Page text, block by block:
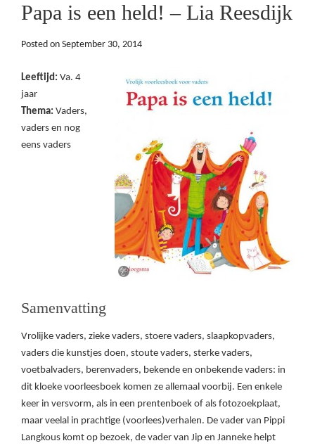
Papa is een held! – Lia Reesdijk
Posted on September 30, 2014
Leeftijd: Va. 4
jaar
Thema: Vaders,
vaders en nog
eens vaders
Samenvatting
Vrolijke vaders, zieke vaders, stoere vaders, slaapkopvaders,
vaders die kunstjes doen, stoute vaders, sterke vaders,
voetbalvaders, berenvaders, bekende en onbekende vaders: in
dit kloeke voorleesboek komen ze allemaal voorbij. Een enkele
keer in versvorm, als in een prentenboek of als fotozoekplaat,
maar veelal in prachtige (voorlees)verhalen. De vader van Pippi
Langkous komt op bezoek, de vader van Jip en Janneke helpt